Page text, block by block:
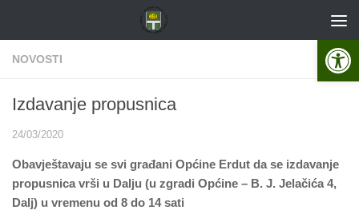
NOVOSTI
Izdavanje propusnica
24/03/2020
Obavještavaju se svi građani Općine Erdut da se izdavanje
propusnica vrši u Dalju (u zgradi Općine – B. J. Jelačića 4,
Dalj) u vremenu od 8 do 14 sati